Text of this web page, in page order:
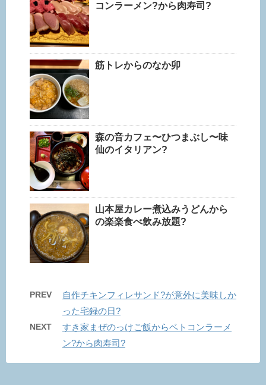
コンラーメン?から肉寿司?
筋トレからのなか卯
森の音カフェ〜ひつまぶし〜味
仙のイタリアン?
山本屋カレー煮込みうどんから
の楽楽食べ飲み放題?
PREV
自作チキンフィレサンド?が意外に美味しか
った宅録の日?
NEXT
すき家まぜのっけご飯からベトコンラーメ
ン?から肉寿司?